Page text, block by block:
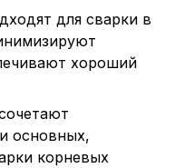
для сварки в
хороший
основных,
корневых